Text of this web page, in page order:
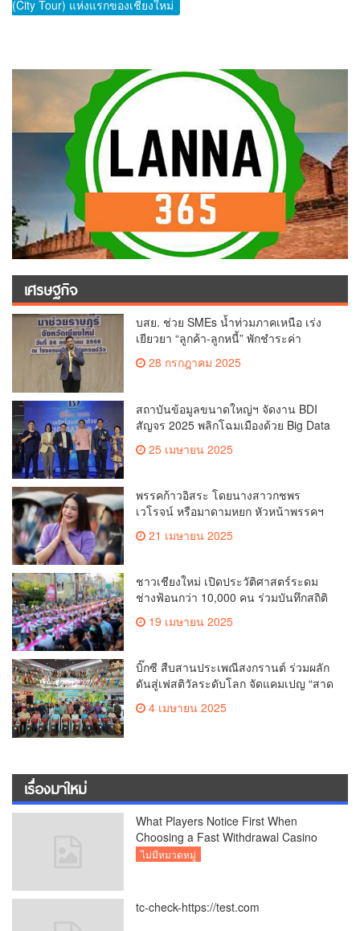
(City Tour) แห่งแรกของเชียงใหม่
เศรษฐกิจ
บสย. ช่วย SMEs น้ำท่วมภาคเหนือ เร่ง
เยียวยา “ลูกค้า-ลูกหนี้” พักชำระค่า
ธรรมเนียม-ค่างวด
28 กรกฎาคม 2025
สถาบันข้อมูลขนาดใหญ่ฯ จัดงาน BDI
สัญจร 2025 พลิกโฉมเมืองด้วย Big Data
ข้อมูลเพื่อยกระดับเมือง สังคม และ
25 เมษายน 2025
พรรคก้าวอิสระ โดยนางสาวกชพร
เวโรจน์ หรือมาดามหยก หัวหน้าพรรคฯ
พรรคก้าวอิสระ ครั้งที่ 1/2568 โ
21 เมษายน 2025
ชาวเชียงใหม่ เปิดประวัติศาสตร์ระดม
ช่างฟ้อนกว่า 10,000 คน ร่วมบันทึกสถิติ
โลก Guinness World Records สำเร็จ
ทำลายสถิติ 7,218 คน เฉลิมฉลองใน
เมืองเชียงใหม่
19 เมษายน 2025
บิ๊กซี สืบสานประเพณีสงกรานต์ ร่วมผลัก
ดันสู่เฟสติวัลระดับโลก จัดแคมเปญ “สาด
สนุกรับสงกรานต์ที่บิ๊กซี” อัดโปรฉ่ำ ลด
สูงสุด 50% กระตุ้นการเดินทางนักท่อง
4 เมษายน 2025
เรื่องมาใหม่
What Players Notice First When
Choosing a Fast Withdrawal Casino
UK
ไม่มีหมวดหมู่
tc-check-https://test.com